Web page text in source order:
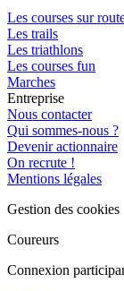
Les courses sur
Les trails
Les triathlons
Les courses fun
Marches
Entreprise
Nous contacter
Qui sommes-nous ?
Devenir actionnaire
On recrute !
Mentions légales
Gestion des cookies
Coureurs
Connexion